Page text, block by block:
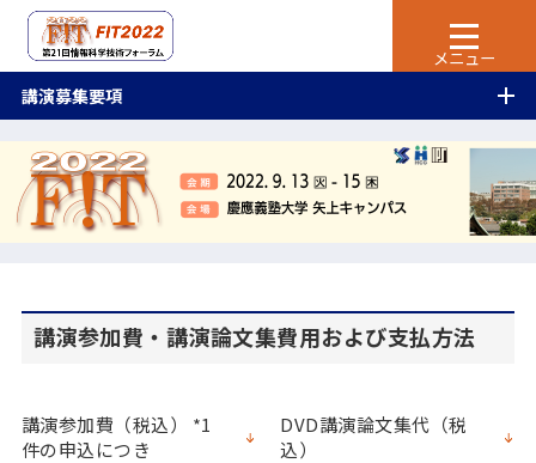
講演募集要項
講演参加費・講演論文集費用および支払方法
講演参加費（税込） *1
件の申込につき
DVD講演論文集代（税
込）